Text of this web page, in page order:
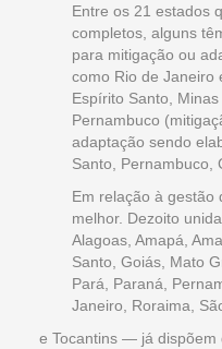
Entre os 21 estados
completos, alguns
para mitigação ou
como Rio de Janeiro
Espírito Santo,
Pernambuco
adaptação sendo
Santo, Pernambuco,
Em relação à gestão
melhor. Dezoito
Alagoas, Amapá,
Santo, Goiás, Mato
Pará, Paraná,
Janeiro, Roraima,
e Tocantins — já dispõem